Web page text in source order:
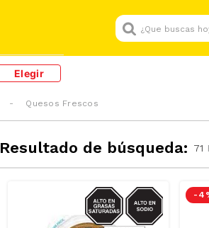
¿Que buscas hoy?
Elegir
Quesos Frescos
Resultado de búsqueda: 71
SODIO/GRASAS-
SAT
- 4